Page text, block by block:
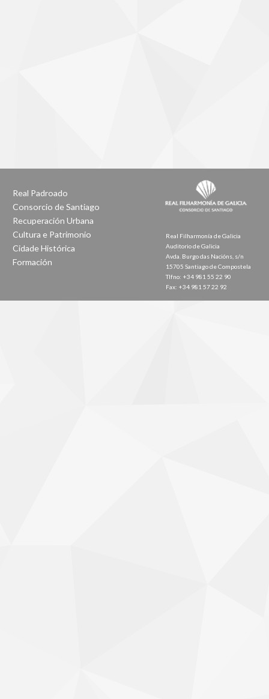
Real Padroado
Consorcio de Santiago
Recuperación Urbana
Cultura e Patrimonio
Cidade Histórica
Formación
Real Filharmonía de Galicia
Auditorio de Galicia
Avda. Burgo das Nacións, s/n
15705 Santiago de Compostela
Tlfno: +34 981 55 22 90
Fax: +34 981 57 22 92